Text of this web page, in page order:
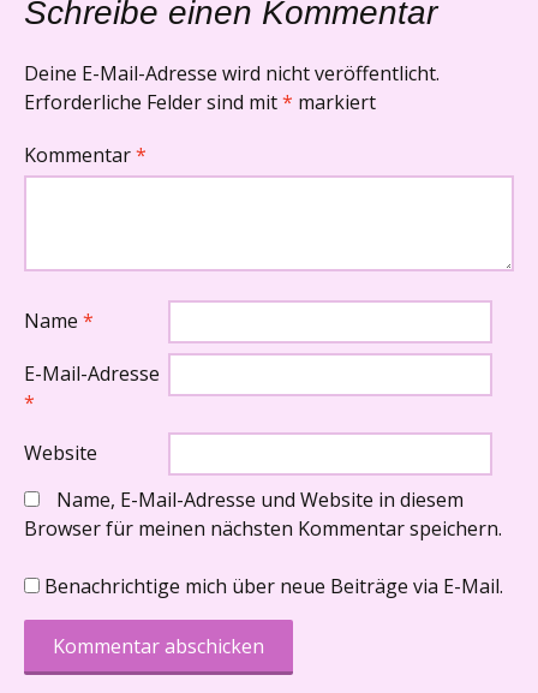
Schreibe einen Kommentar
Deine E-Mail-Adresse wird nicht veröffentlicht.
Erforderliche Felder sind mit* markiert
Kommentar*
Name *
E-Mail-Adresse
*
Website
Name, E-Mail-Adresse und Website in diesem
Browser für meinen nächsten Kommentar speichern.
Benachrichtige mich über neue Beiträge via E-Mail.